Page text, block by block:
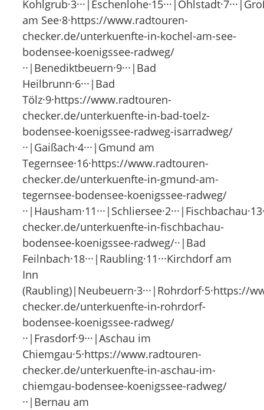
am See·8·https://www.radtouren-
checker.de/unterkuenfte-in-kochel-am-see-
bodensee-koenigssee-radweg/
··|Benediktbeuern·9···|Bad
Heilbrunn·6···|Bad
Tölz·9·https://www.radtouren-
checker.de/unterkuenfte-in-bad-toelz-
bodensee-koenigssee-radweg-isarradweg/
··|Gaißach·4···|Gmund am
Tegernsee·16·https://www.radtouren-
checker.de/unterkuenfte-in-gmund-am-
tegernsee-bodensee-koenigssee-radweg/
checker.de/unterkuenfte-in-fischbachau-
bodensee-koenigssee-radweg/··|Bad
Feilnbach·18···|Raubling·11···Kirchdorf am
Inn
(Raubling)|Neubeuern·3···|Rohrdorf·5·https://
checker.de/unterkuenfte-in-rohrdorf-
bodensee-koenigssee-radweg/
··|Frasdorf·9···|Aschau im
Chiemgau·5·https://www.radtouren-
checker.de/unterkuenfte-in-aschau-im-
chiemgau-bodensee-koenigssee-radweg/
··|Bernau am